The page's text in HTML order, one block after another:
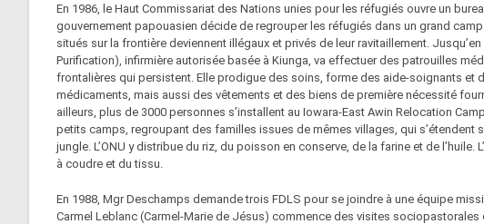
En 1986, le Haut Commissariat des Nations unies pour les réfugiés ouvre un
gouvernement papouasien décide de regrouper les réfugiés dans un grand
situés sur la frontière deviennent illégaux et privés de leur ravitaillement.
Purification), infirmière autorisée basée à Kiunga, va effectuer des patrouilles
frontalières qui persistent. Elle prodigue des soins, forme des aide-soignants et
médicaments, mais aussi des vêtements et des biens de première nécessité
ailleurs, plus de 3000 personnes s’installent au Iowara-East Awin Relocation
petits camps, regroupant des familles issues de mêmes villages, qui s’étendent
jungle. L’ONU y distribue du riz, du poisson en conserve, de la farine et de l’huile.
à coudre et du tissu.
En 1988, Mgr Deschamps demande trois FDLS pour se joindre à une équipe
Carmel Leblanc (Carmel-Marie de Jésus) commence des visites sociopastorales